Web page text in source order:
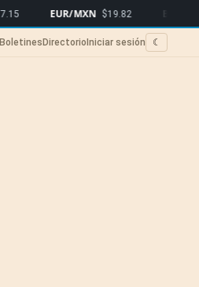
EUR/MXN $19.82 Bitcoin
Boletines Directorio Iniciar sesión ☾